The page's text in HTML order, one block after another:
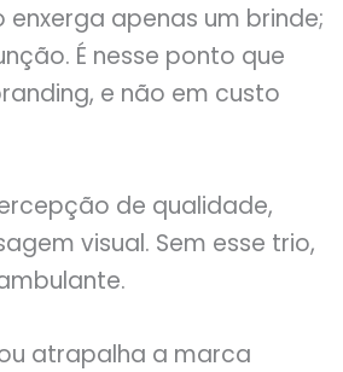
apenas um brinde;
É nesse ponto que
e não em custo
de qualidade,
visual. Sem esse trio,
atrapalha a marca